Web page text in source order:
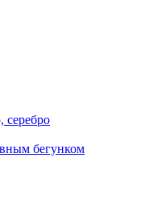
серебро
бегунком